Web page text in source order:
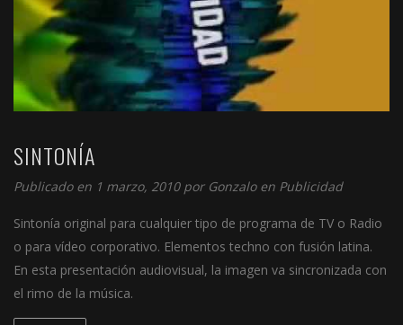
SINTONÍA
Publicado en 1 marzo, 2010 por Gonzalo en Publicidad
Sintonía original para cualquier tipo de programa de TV o Radio
o para vídeo corporativo. Elementos techno con fusión latina.
En esta presentación audiovisual, la imagen va sincronizada con
el rimo de la música.